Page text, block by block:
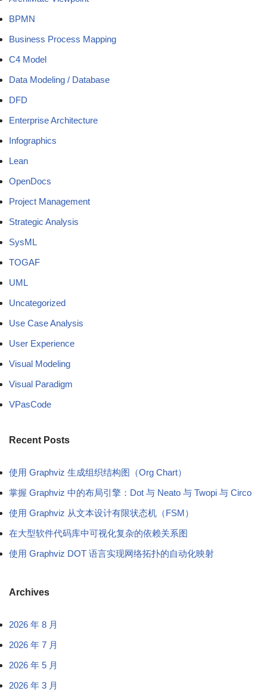
BPMN
Business Process Mapping
C4 Model
Data Modeling / Database
DFD
Enterprise Architecture
Infographics
Lean
OpenDocs
Project Management
Strategic Analysis
SysML
TOGAF
UML
Uncategorized
Use Case Analysis
User Experience
Visual Modeling
Visual Paradigm
VPasCode
Recent Posts
使用 Graphviz 生成组织结构图（Org Chart）
掌握 Graphviz 中的布局引擎：Dot 与 Neato 与 Twopi 与 Circo
使用 Graphviz 从文本设计有限状态机（FSM）
在大型软件代码库中可视化复杂的依赖关系图
使用 Graphviz DOT 语言实现网络拓扑的自动化映射
Archives
2026 年 8 月
2026 年 7 月
2026 年 5 月
2026 年 3 月